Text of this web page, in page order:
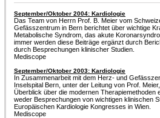
September/Oktober 2004: Kardiologie
Das Team von Herrn Prof. B. Meier vom
Gefässzentrum in Bern berichtet über wichtige
Metabolische Syndrom, das akute
immer werden diese Beiträge ergänzt durch
durch Besprechungen klinischer Studien.
Mediscope
September/Oktober 2003: Kardiologie
In Zusammenarbeit mit dem Herz- und
Inselspital Bern, unter der Leitung von Prof.
Überblick über die modernen Therapiemethoden
weder Besprechungen von wichtigen klinischen
Europäischen Kardiologie Kongresses in Wien.
Mediscope